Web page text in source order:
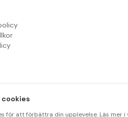
cookies
för att förbättra din upplevelse. Läs mer i